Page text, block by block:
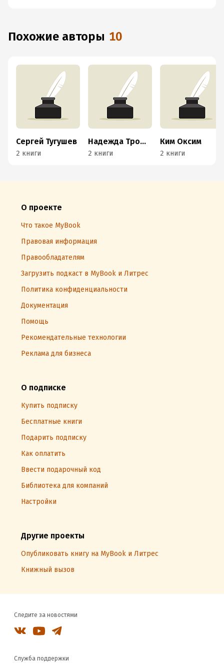
Похожие авторы 10
Сергей Тугушев
2 книги
Надежда Трофимова
2 книги
Ким Оксим
2 книги
О проекте
Что такое MyBook
Правовая информация
Правообладателям
Загрузить подкаст в MyBook и Литрес
Политика конфиденциальности
Документация
Помощь
Рекомендательные технологии
Реклама для бизнеса
О подписке
Купить подписку
Бесплатные книги
Подарить подписку
Как оплатить
Ввести подарочный код
Библиотека для компаний
Настройки
Другие проекты
Опубликовать книгу на MyBook и Литрес
Книжный вызов
Следите за новостями
Служба поддержки